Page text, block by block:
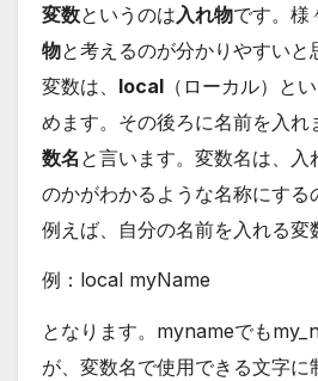
変数というのは 入れ物です。様
物と考えるのが分かりやすいと
変数は、 local （ローカル）と
めます。その後ろに名前を入れ
数名 と言います。変数名は、入
のかがわかるような名称にする
例えば、自分の名前を入れる変
例：local myName
となります。mynameでも
が、変数名で使用できる文字に